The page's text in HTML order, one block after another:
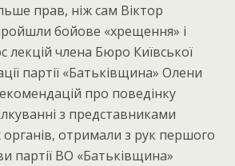
прав, ніж сам Віктор
бойове «хрещення» і
лекцій члена Бюро Київської
партії «Батьківщина» Олени
про поведінку
з представниками
отримали з рук першого
партії ВО «Батьківщина»